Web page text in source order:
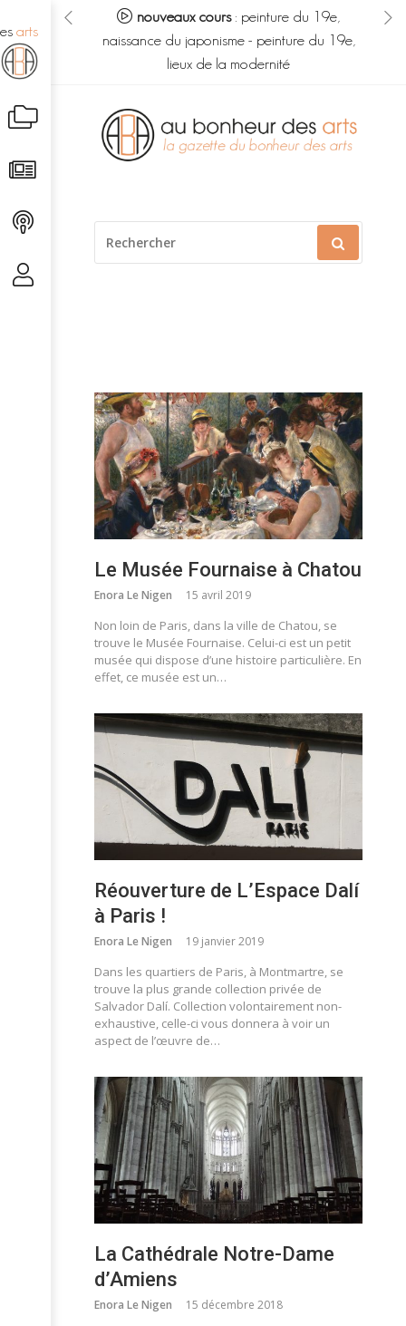
des arts :
savoir
nouveaux cours: peinture du 19e,
naissance du japonisme- peinture du 19e,
lieux de la modernité
arts
au
contenu
POUR
:
Le Musée Fournaise à Chatou
Enora Le Nigen 15 avril 2019
Non loin de Paris, dans la ville de Chatou, se
trouve le Musée Fournaise. Celui-ci est un petit
musée qui dispose d’une histoire particulière. En
effet, ce musée est un…
Réouverture de L’Espace Dalí
à Paris !
Enora Le Nigen 19 janvier 2019
Dans les quartiers de Paris, à Montmartre, se
trouve la plus grande collection privée de
Salvador Dalí. Collection volontairement non-
exhaustive, celle-ci vous donnera à voir un
aspect de l’œuvre de…
La Cathédrale Notre-Dame
d’Amiens
Enora Le Nigen 15 décembre 2018